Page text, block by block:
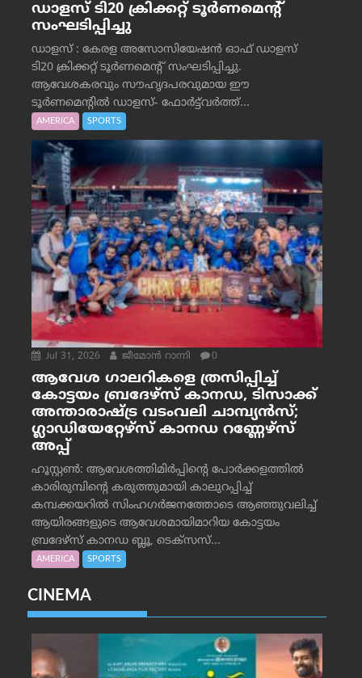
ഡാളസ് ടി20 ക്രിക്കറ്റ് ടൂർണമെന്റ്
സംഘടിപ്പിച്ചു
ഡാളസ് : കേരള അസോസിയേഷൻ ഓഫ് ഡാളസ്
ടി20 ക്രിക്കറ്റ് ടൂർണമെന്റ് സംഘടിപ്പിച്ചു.
ആവേശകരവും സൗഹൃദപരവുമായ ഈ
ടൂർണമെന്റിൽ ഡാളസ്- ഫോർട്ട്‌വര്‍ത്ത്...
AMERICA SPORTS
Jul 31, 2026 ജീമോന്‍ റാന്നി 0
ആവേശ ഗാലറികളെ ത്രസിപ്പിച്ച്
കോട്ടയം ബ്രദേഴ്‌സ് കാനഡ, ടിസാക്ക്
അന്താരാഷ്ട്ര വടംവലി ചാമ്പ്യന്‍സ്;
ഗ്ലാഡിയേറ്റേഴ്‌സ് കാനഡ റണ്ണേഴ്‌സ്
അപ്പ്
ഹൂസ്റ്റണ്‍: ആവേശത്തിമിര്‍പ്പിന്റെ പോര്‍ക്കളത്തില്‍
കാരിരുമ്പിന്റെ കരുത്തുമായി കാലുറപ്പിച്ച്
കമ്പക്കയറില്‍ സിംഹഗര്‍ജനത്തോടെ ആഞ്ഞുവലിച്ച്
ആയിരങ്ങളുടെ ആവേശമായിമാറിയ കോട്ടയം
ബ്രദേഴ്‌സ് കാനഡ ബ്ലൂ, ടെക്‌സസ്...
AMERICA SPORTS
CINEMA